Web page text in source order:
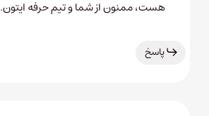
هست، ممنون از شما و تیم حرفه ایتون.
پاسخ